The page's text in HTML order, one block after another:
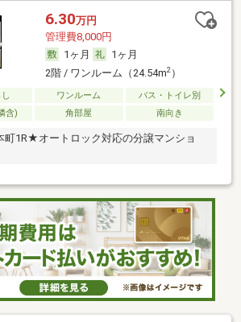
6.30万円
管理費8,000円
1ヶ月
1ヶ月
2階 / ワンルーム（24.54m2）
ワンルーム
バス・トイレ別
含)
角部屋 南向き
1R★オートロック対応の分譲マンショ